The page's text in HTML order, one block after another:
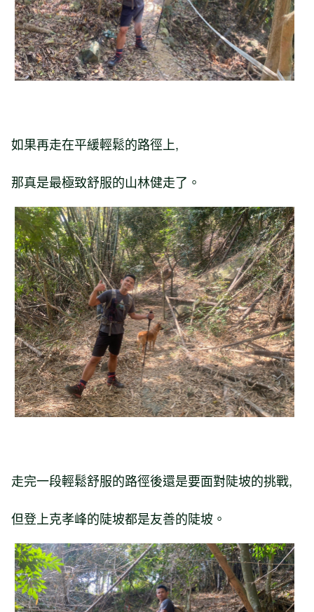
如果再走在平緩輕鬆的路徑上,
那真是最極致舒服的山林健走了。
走完一段輕鬆舒服的路徑後還是要面對陡坡的挑戰,
但登上克孝峰的陡坡都是友善的陡坡。